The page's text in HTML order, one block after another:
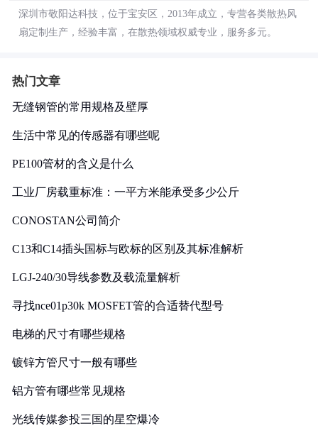
深圳市敬阳达科技，位于宝安区，2013年成立，专营各类散热风
扇定制生产，经验丰富，在散热领域权威专业，服务多元。
热门文章
无缝钢管的常用规格及壁厚
生活中常见的传感器有哪些呢
PE100管材的含义是什么
工业厂房载重标准：一平方米能承受多少公斤
CONOSTAN公司简介
C13和C14插头国标与欧标的区别及其标准解析
LGJ-240/30导线参数及载流量解析
寻找nce01p30k MOSFET管的合适替代型号
电梯的尺寸有哪些规格
镀锌方管尺寸一般有哪些
铝方管有哪些常见规格
光线传媒参投三国的星空爆冷